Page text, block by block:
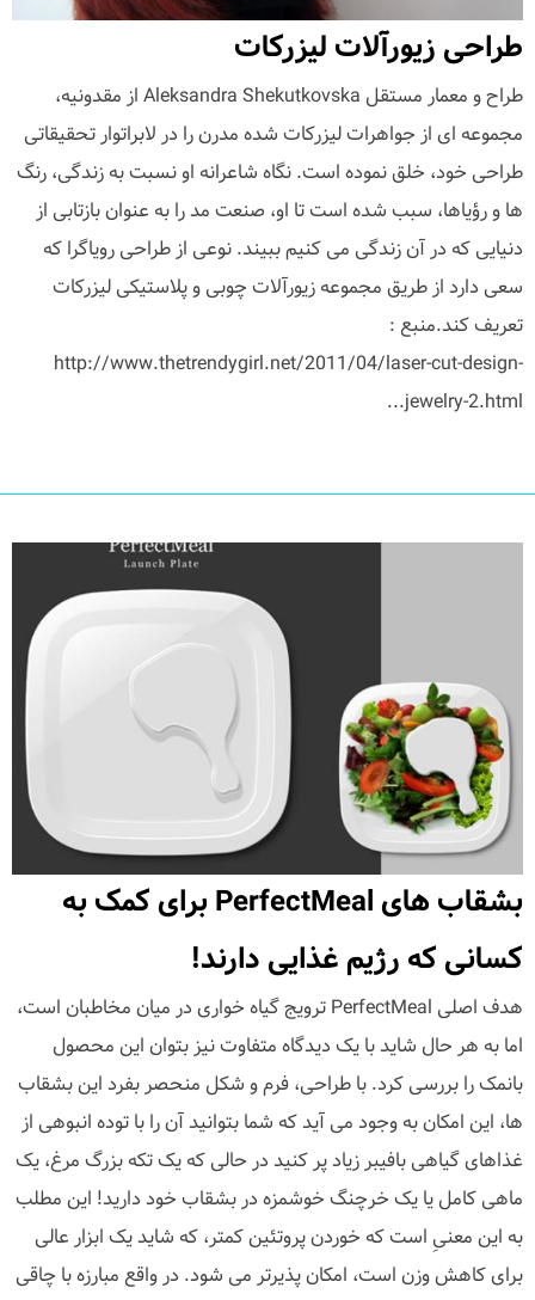
طراحی زیورآلات لیزرکات
طراح و معمار مستقل Aleksandra Shekutkovska از مقدونیه،
مجموعه ای از جواهرات لیزرکات شده مدرن را در لابراتوار تحقیقاتی
طراحی خود، خلق نموده است. نگاه شاعرانه او نسبت به زندگی، رنگ
ها و رؤیاها، سبب شده است تا او، صنعت مد را به عنوان بازتابی از
دنیایی که در آن زندگی می کنیم ببیند. نوعی از طراحی رویاگرا که
سعی دارد از طریق مجموعه زیورآلات چوبی و پلاستیکی لیزرکات
تعریف کند.منبع :
http://www.thetrendygirl.net/2011/04/laser-cut-design-
jewelry-2.html...
بشقاب های PerfectMeal برای کمک به
کسانی که رژیم غذایی دارند!
هدف اصلی PerfectMeal ترویج گیاه خواری در میان مخاطبان است،
اما به هر حال شاید با یک دیدگاه متفاوت نیز بتوان این محصول
بانمک را بررسی کرد. با طراحی، فرم و شکل منحصر بفرد این بشقاب
ها، این امکان به وجود می آید که شما بتوانید آن را با توده انبوهی از
غذاهای گیاهی بافیبر زیاد پر کنید در حالی که یک تکه بزرگ مرغ، یک
ماهی کامل یا یک خرچنگ خوشمزه در بشقاب خود دارید! این مطلب
به این معنیِ است که خوردن پروتئین کمتر، که شاید یک ابزار عالی
برای کاهش وزن است، امکان پذیرتر می شود. در واقع مبارزه با چاقی